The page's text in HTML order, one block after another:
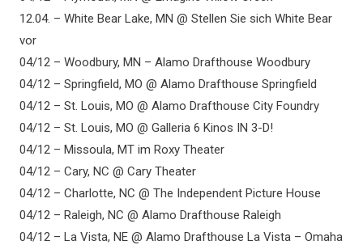
12.04. – White Bear Lake, MN @ Stellen Sie sich White Bear
vor
04/12 – Woodbury, MN – Alamo Drafthouse Woodbury
04/12 – Springfield, MO @ Alamo Drafthouse Springfield
04/12 – St. Louis, MO @ Alamo Drafthouse City Foundry
04/12 – St. Louis, MO @ Galleria 6 Kinos IN 3-D!
04/12 – Missoula, MT im Roxy Theater
04/12 – Cary, NC @ Cary Theater
04/12 – Charlotte, NC @ The Independent Picture House
04/12 – Raleigh, NC @ Alamo Drafthouse Raleigh
04/12 – La Vista, NE @ Alamo Drafthouse La Vista – Omaha